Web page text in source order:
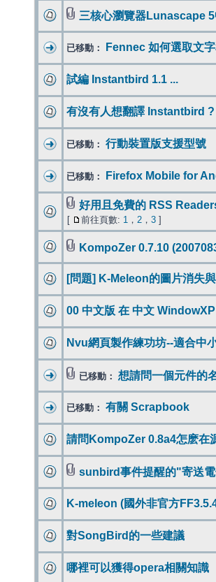
三核心瀏覽器Lunascape
已移動： Fennec 如何選取文
試編 Instantbird 1.1 ...
有沒有人想翻譯 Instantbird ?
已移動： 行動裝置版支援型號
已移動： Firefox Mobile for
好用且免費的 RSS
[ 前往頁數: 1 ， 2 ， 3 ]
KompoZer 0.7.10
[問題] K-Meleon的圖片消失
00 中文版 在 中文
Nvu網頁製作練功坊--適合中
已移動： 想請問一個元件的
已移動： 有關 Scrapbook
請問KompoZer 0.8a4怎麽在
sunbird事件提醒的"寄送
K-meleon (國外非官方
對SongBird的一些建議
哪裡可以獲得opera相關知識